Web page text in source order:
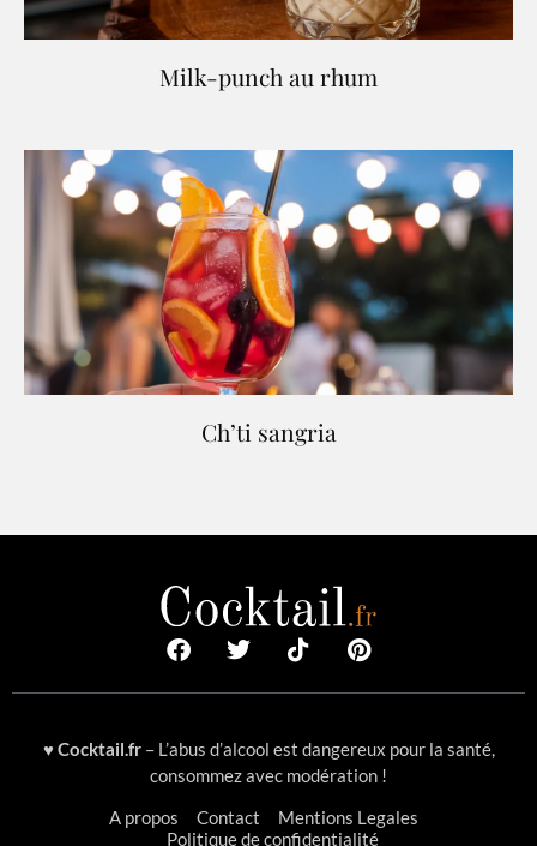
Milk-punch au rhum
Ch’ti sangria
♥ Cocktail.fr– L’abus d’alcool est dangereux pour la santé,
consommez avec modération !
A propos
Contact
Mentions Legales
Politique de confidentialité